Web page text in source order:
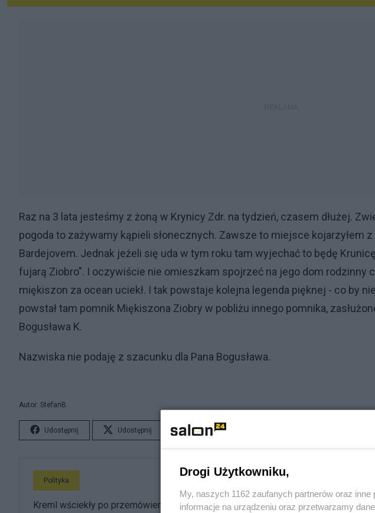
Raz na 3 lata jesteśmy z żoną w Krynicy Zdr. na tydzień, czasem dłużej.
pogoda to zażywamy kąpieli słonecznych. Zawsze to miejsce kojarzyłem
Bardejovem. Jednak jeżeli się uda w tym roku tam wyjechać to będę
fujarą Ziobro". I oczywiście nie omieszkam spojrzeć na jego dom rodzinny
miękiszon za ocean uciekł. I tak powstaje kolejna legenda pięknej - co by
powstał tam pomnik Miękiszona Ziobry w pobliżu innego pomnika,
Bogusława K.
Nazwiska nie podaję z szacunku dla Pana Bogusława.
Autor: StefanB.
Udostępnij Udostępnij Lubię to!
Polityka
Kreml wściekły po przemówieniu Nawrockiego.
PiS odkrywa
Drogi Użytkowniku,
My, naszych 1162 zaufanych partnerów oraz
informacje na urządzeniu oraz przetwarzamy